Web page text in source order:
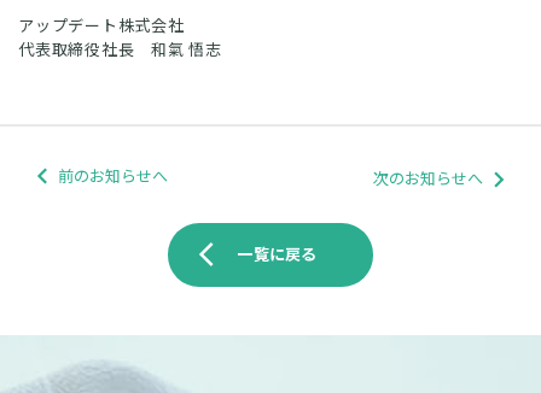
アップデート株式会社
代表取締役社長 和氣 悟志
前のお知らせへ 次のお知らせへ
arrow_back_ios 一覧に戻る